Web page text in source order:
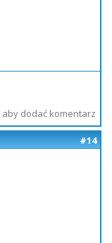
aby dodać komentarz
#14